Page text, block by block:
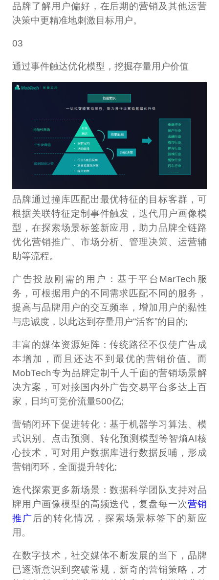
品牌了解用户偏好，在后期的营销及其他运营
决策中更精准地刺激目标用户。
03
通过事件触达优化模型，挖掘存量用户价值
品牌通过撞库匹配出最优特征的目标客群，可
根据关联特征定制事件触发，迭代用户画像模
型，在探索场景标签新应用，助力品牌全链路
优化营销推广、市场分析、管理决策、运营辅
助等流程。
广告投放刚需的用户：基于平台MarTech服
务，可根据用户的不同需求匹配不同的服务，
提高与品牌用户的交互频率，增加用户的黏性
与忠诚度，以此达到存量用户“活客”的目的;
丰富的媒体资源矩阵：传统路径不仅使广告成
本增加，而且还达不到最优的营销价值。而
MobTech专为品牌定制千人千面的营销场景解
决方案，可对接国内外广告交易平台多达上百
家，日均可竞价流量500亿;
营销闭环下促进转化：基于机器学习算法、模
式识别、点击预测、转化预测模型等智熵AI核
心技术，可对用户数据库进行数据反哺，形成
营销闭环，全面提升转化;
迭代探索更多新场景：数据科学团队支持对品
牌用户画像模型的高频迭代，复盘每一次营销
推广 后的转化情况，探索场景标签下的新应
用。
在数字技术，社交媒体不断发展的当下，品牌
已逐渐意识到突破常规，新奇的营销策略，才